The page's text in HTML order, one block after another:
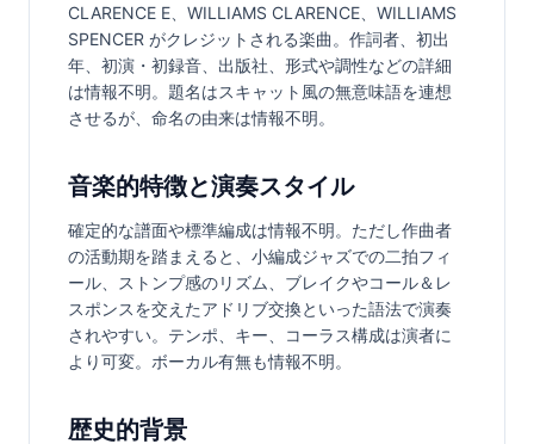
CLARENCE E、WILLIAMS CLARENCE、WILLIAMS
SPENCER がクレジットされる楽曲。作詞者、初出
年、初演・初録音、出版社、形式や調性などの詳細
は情報不明。題名はスキャット風の無意味語を連想
させるが、命名の由来は情報不明。
音楽的特徴と演奏スタイル
確定的な譜面や標準編成は情報不明。ただし作曲者
の活動期を踏まえると、小編成ジャズでの二拍フィ
ール、ストンプ感のリズム、ブレイクやコール＆レ
スポンスを交えたアドリブ交換といった語法で演奏
されやすい。テンポ、キー、コーラス構成は演者に
より可変。ボーカル有無も情報不明。
歴史的背景